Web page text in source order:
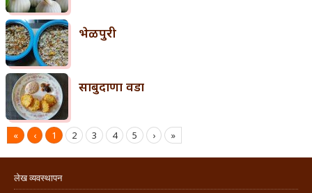
भेळपुरी
साबुदाणा वडा
« ‹ 1 2 3 4 5 › »
लेख व्यवस्थापन